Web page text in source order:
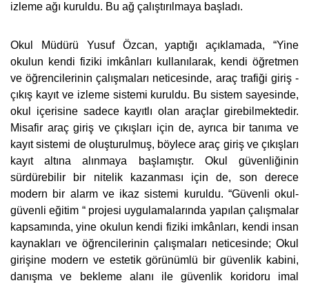
izleme ağı kuruldu. Bu ağ çalıştırılmaya başladı.
Okul Müdürü Yusuf Özcan, yaptığı açıklamada, “Yine
okulun kendi fiziki imkânları kullanılarak, kendi öğretmen
ve öğrencilerinin çalışmaları neticesinde, araç trafiği giriş -
çıkış kayıt ve izleme sistemi kuruldu. Bu sistem sayesinde,
okul içerisine sadece kayıtlı olan araçlar girebilmektedir.
Misafir araç giriş ve çıkışları için de, ayrıca bir tanıma ve
kayıt sistemi de oluşturulmuş, böylece araç giriş ve çıkışları
kayıt altına alınmaya başlamıştır. Okul güvenliğinin
sürdürebilir bir nitelik kazanması için de, son derece
modern bir alarm ve ikaz sistemi kuruldu. “Güvenli okul-
güvenli eğitim “ projesi uygulamalarında yapılan çalışmalar
kapsamında, yine okulun kendi fiziki imkânları, kendi insan
kaynakları ve öğrencilerinin çalışmaları neticesinde; Okul
girişine modern ve estetik görünümlü bir güvenlik kabini,
danışma ve bekleme alanı ile güvenlik koridoru imal